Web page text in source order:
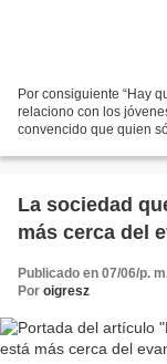
Por consiguiente “Hay
relaciono con los
convencido que quien
La sociedad
más cerca del
Publicado en 07/06/p.
Por oigresz